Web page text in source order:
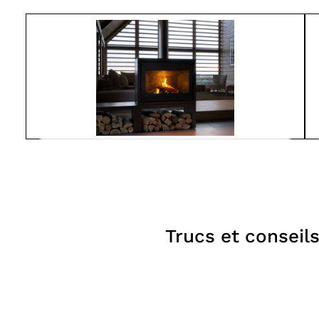
Trucs et conseils